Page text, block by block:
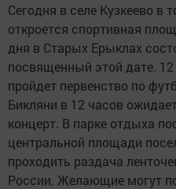
Сегодня в селе Кузкеево в
откроется спортивная
дня в Старых Ерыклах
посвященный этой дате.
пройдет первенство по
Бикляни в 12 часов
концерт. В парке отдыха
центральной площади
проходить раздача
России. Желающие могут